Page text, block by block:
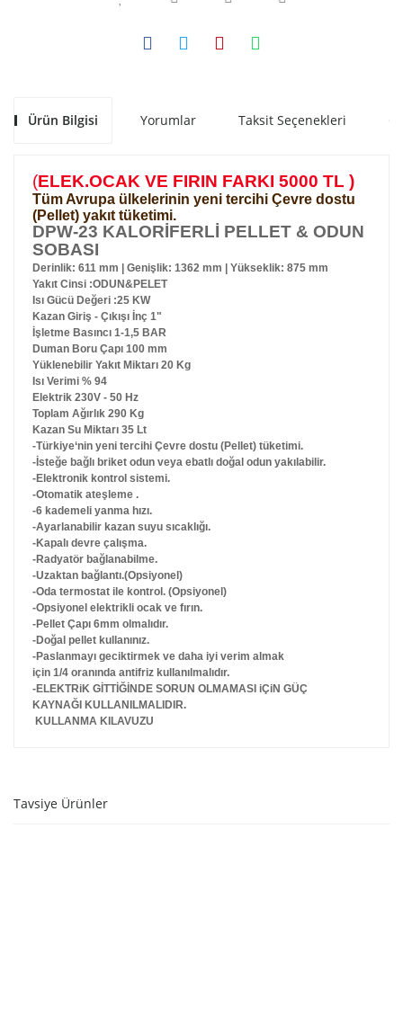
Ürün Bilgisi Yorumlar Taksit Seçenekleri
(ELEK.OCAK VE FIRIN FARKI 5000 TL )
Tüm Avrupa ülkelerinin yeni tercihi Çevre dostu
(Pellet) yakıt tüketimi.
DPW-23 KALORİFERLİ PELLET & ODUN
SOBASI
Derinlik: 611 mm | Genişlik: 1362 mm | Yükseklik: 875 mm
Yakıt Cinsi :ODUN&PELET
Isı Gücü Değeri :25 KW
Kazan Giriş - Çıkışı İnç 1"
İşletme Basıncı 1-1,5 BAR
Duman Boru Çapı 100 mm
Yüklenebilir Yakıt Miktarı 20 Kg
Isı Verimi % 94
Elektrik 230V - 50 Hz
Toplam Ağırlık 290 Kg
Kazan Su Miktarı 35 Lt
-Türkiye‘nin yeni tercihi Çevre dostu (Pellet) tüketimi.
-İsteğe bağlı briket odun veya ebatlı doğal odun yakılabilir.
-Elektronik kontrol sistemi.
-Otomatik ateşleme .
-6 kademeli yanma hızı.
-Ayarlanabilir kazan suyu sıcaklığı.
-Kapalı devre çalışma.
-Radyatör bağlanabilme.
-Uzaktan bağlantı.(Opsiyonel)
-Oda termostat ile kontrol. (Opsiyonel)
-Opsiyonel elektrikli ocak ve fırın.
-Pellet Çapı 6mm olmalıdır.
-Doğal pellet kullanınız.
-Paslanmayı geciktirmek ve daha iyi verim almak
için 1/4 oranında antifriz kullanılmalıdır.
-ELEKTRiK GİTTİĞİNDE SORUN OLMAMASI iÇiN GÜÇ
KAYNAĞI KULLANILMALIDIR.
KULLANMA KILAVUZU
Tavsiye Ürünler